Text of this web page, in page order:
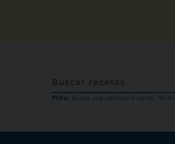
Pista: Busca una categoría como